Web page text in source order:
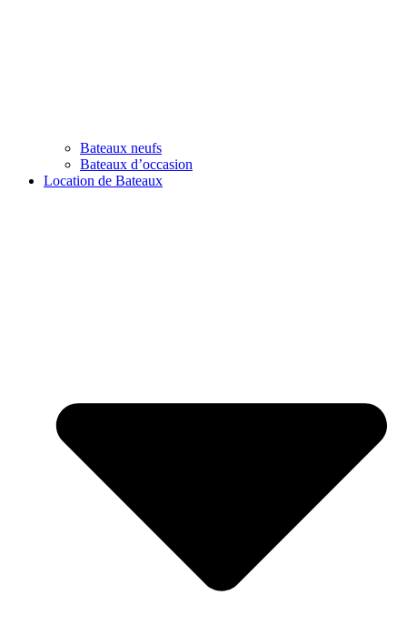
Bateaux neufs
Bateaux d’occasion
Location de Bateaux